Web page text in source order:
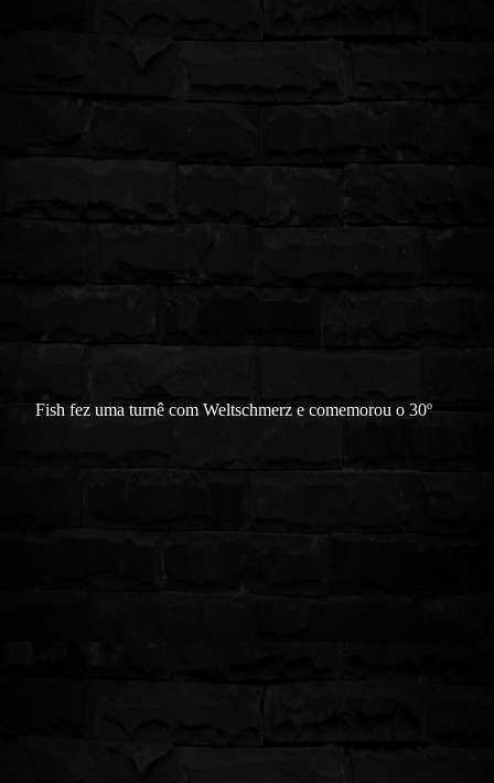
Fish fez uma turnê com Weltschmerz e comemorou o 30º